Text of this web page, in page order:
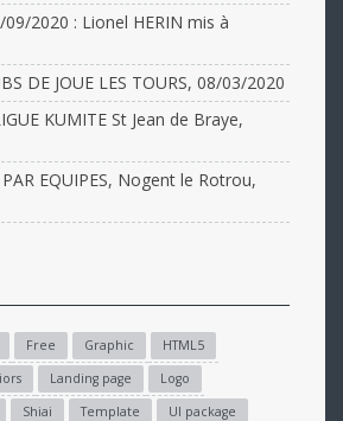
2020 : Lionel HERIN mis à
DE JOUE LES TOURS, 08/03/2020
KUMITE St Jean de Braye,
EQUIPES, Nogent le Rotrou,
Free Graphic
HTML5
Landing page
Logo
Shiai Template UI package